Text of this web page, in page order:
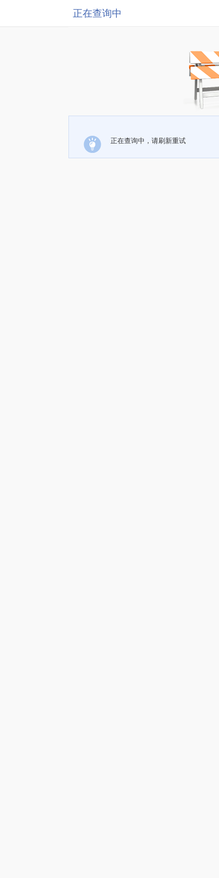
正在查询中
正在查询中，请刷新重试